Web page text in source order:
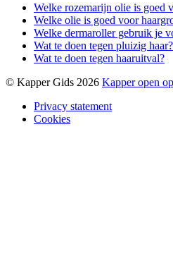
Welke rozemarijn olie is goed
Welke olie is goed voor
Welke dermaroller gebruik je
Wat te doen tegen pluizig haar?
Wat te doen tegen haaruitval?
© Kapper Gids 2026 Kapper open
Privacy statement
Cookies